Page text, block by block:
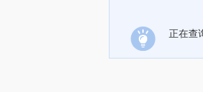
正在查